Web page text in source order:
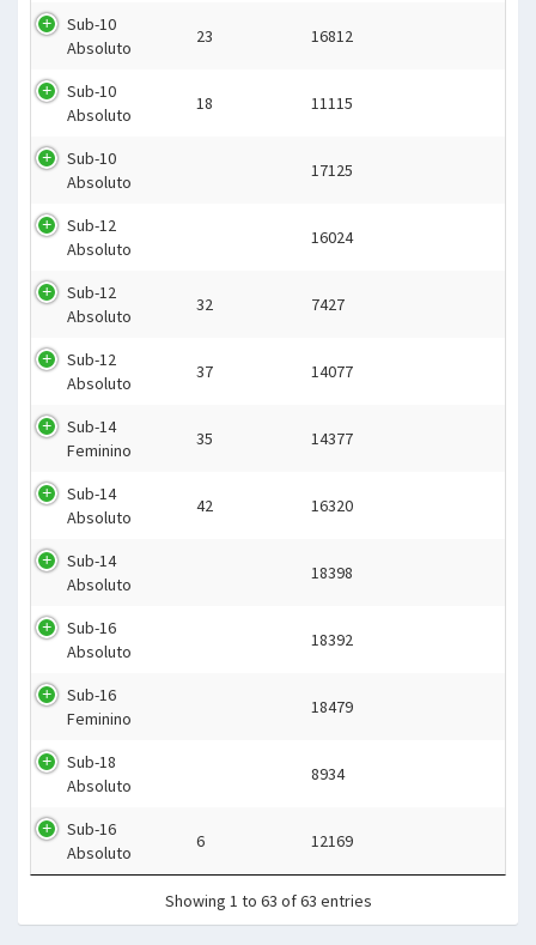
Sub-10
Absoluto
23 16812
Sub-10
Absoluto
18 11115
Sub-10
Absoluto
17125
Sub-12
Absoluto
16024
Sub-12
Absoluto
32 7427
Sub-12
Absoluto
37 14077
Sub-14
Feminino
35 14377
Sub-14
Absoluto
42 16320
Sub-14
Absoluto
18398
Sub-16
Absoluto
18392
Sub-16
Feminino
18479
Sub-18
Absoluto
8934
Sub-16
Absoluto
6 12169
Showing 1 to 63 of 63 entries